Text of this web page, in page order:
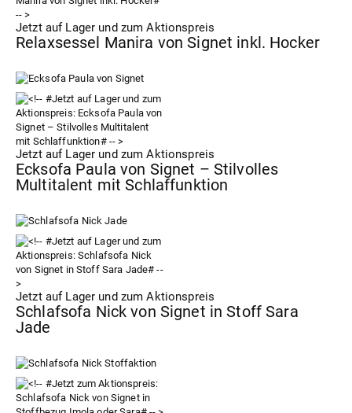
Jetzt auf Lager und zum Aktionspreis
Relaxsessel Manira von Signet inkl. Hocker
Jetzt auf Lager und zum Aktionspreis
Ecksofa Paula von Signet – Stilvolles
Multitalent mit Schlaffunktion
Jetzt auf Lager und zum Aktionspreis
Schlafsofa Nick von Signet in Stoff Sara
Jade